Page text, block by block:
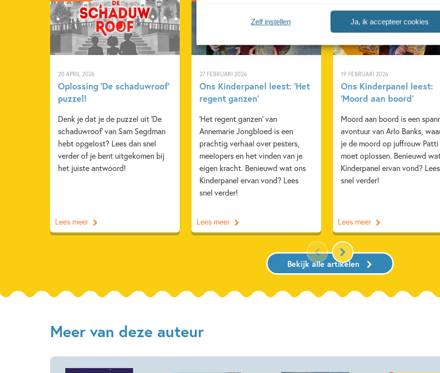
Ja, ik accepteer cookies
Zelf instellen
20 APRIL 2026
Oplossing ‘De schaduwroof’
puzzel!
Denk je dat je de puzzel uit 'De
schaduwroof' van Sam Segdman
hebt opgelost? Lees dan snel
verder of je bent uitgekomen bij
het juiste antwoord!
Lees meer
27 FEBRUARI 2026
Ons Kinderpanel leest: ‘Het
regent ganzen’
'Het regent ganzen' van
Annemarie Jongbloed is een
prachtig verhaal over pesters,
meelopers en het vinden van je
eigen kracht. Benieuwd wat ons
Kinderpanel ervan vond? Lees
snel verder!
Lees meer
19 FEBRUARI 2026
Ons Kinderpanel leest:
‘Moord aan boord’
Moord aan boord is een
avontuur van Arlo Banks,
je de moord op juffrouw Patti
moet oplossen. Benieuwd
Kinderpanel ervan vond? Lees
snel verder!
Lees meer
Bekijk alle artikelen
Meer van deze auteur